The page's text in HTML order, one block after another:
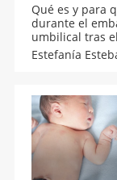
Qué es y para
durante el
umbilical tras
Problemas del
Estefanía